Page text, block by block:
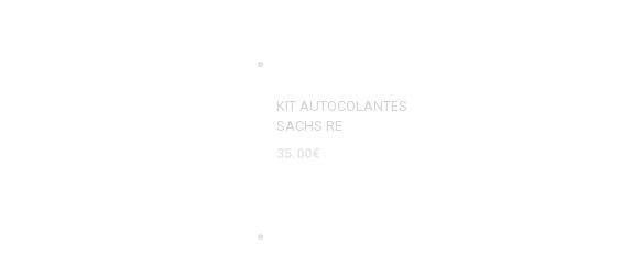
KIT AUTOCOLANTES
SACHS RE
35.00€